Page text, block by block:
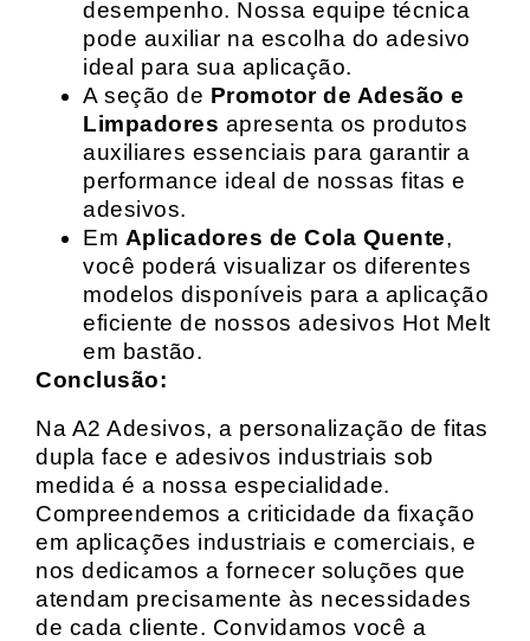
desempenho. Nossa equipe técnica
pode auxiliar na escolha do adesivo
ideal para sua aplicação.
A seção de Promotor de Adesão e
Limpadores apresenta os produtos
auxiliares essenciais para garantir a
performance ideal de nossas fitas e
adesivos.
Em Aplicadores de Cola Quente,
você poderá visualizar os diferentes
modelos disponíveis para a aplicação
eficiente de nossos adesivos Hot Melt
em bastão.
Conclusão:
Na A2 Adesivos, a personalização de fitas
dupla face e adesivos industriais sob
medida é a nossa especialidade.
Compreendemos a criticidade da fixação
em aplicações industriais e comerciais, e
nos dedicamos a fornecer soluções que
atendam precisamente às necessidades
de cada cliente. Convidamos você a